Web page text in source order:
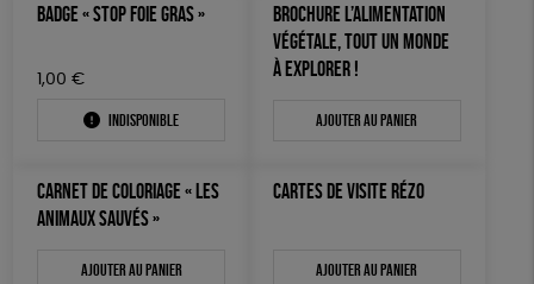
BADGE « STOP FOIE GRAS »
1,00 €
Indisponible
BROCHURE L’ALIMENTATION
VÉGÉTALE, TOUT UN MONDE
À EXPLORER !
Ajouter au panier
CARNET DE COLORIAGE « LES
ANIMAUX SAUVÉS »
Ajouter au panier
CARTES DE VISITE RÉZO
Ajouter au panier